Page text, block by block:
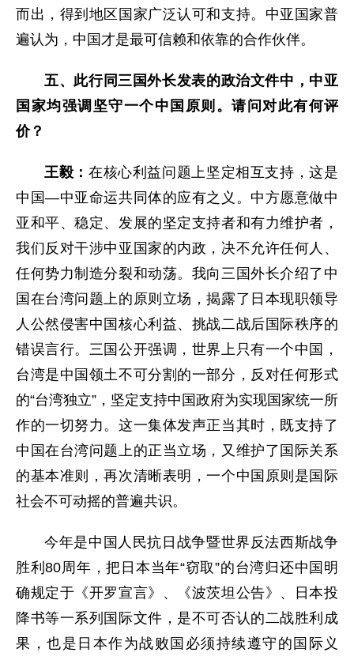
而出，得到地区国家广泛认可和支持。中亚国家普
遍认为，中国才是最可信赖和依靠的合作伙伴。
五、此行同三国外长发表的政治文件中，中亚
国家均强调坚守一个中国原则。请问对此有何评
价？
王毅： 在核心利益问题上坚定相互支持，这是
中国—中亚命运共同体的应有之义。中方愿意做中
亚和平、稳定、发展的坚定支持者和有力维护者，
我们反对干涉中亚国家的内政，决不允许任何人、
任何势力制造分裂和动荡。我向三国外长介绍了中
国在台湾问题上的原则立场，揭露了日本现职领导
人公然侵害中国核心利益、挑战二战后国际秩序的
错误言行。三国公开强调，世界上只有一个中国，
台湾是中国领土不可分割的一部分，反对任何形式
的“台湾独立”，坚定支持中国政府为实现国家统一所
作的一切努力。这一集体发声正当其时，既支持了
中国在台湾问题上的正当立场，又维护了国际关系
的基本准则，再次清晰表明，一个中国原则是国际
社会不可动摇的普遍共识。
今年是中国人民抗日战争暨世界反法西斯战争
胜利80周年，把日本当年“窃取”的台湾归还中国明
确规定于《开罗宣言》、《波茨坦公告》、日本投
降书等一系列国际文件，是不可否认的二战胜利成
果，也是日本作为战败国必须持续遵守的国际义